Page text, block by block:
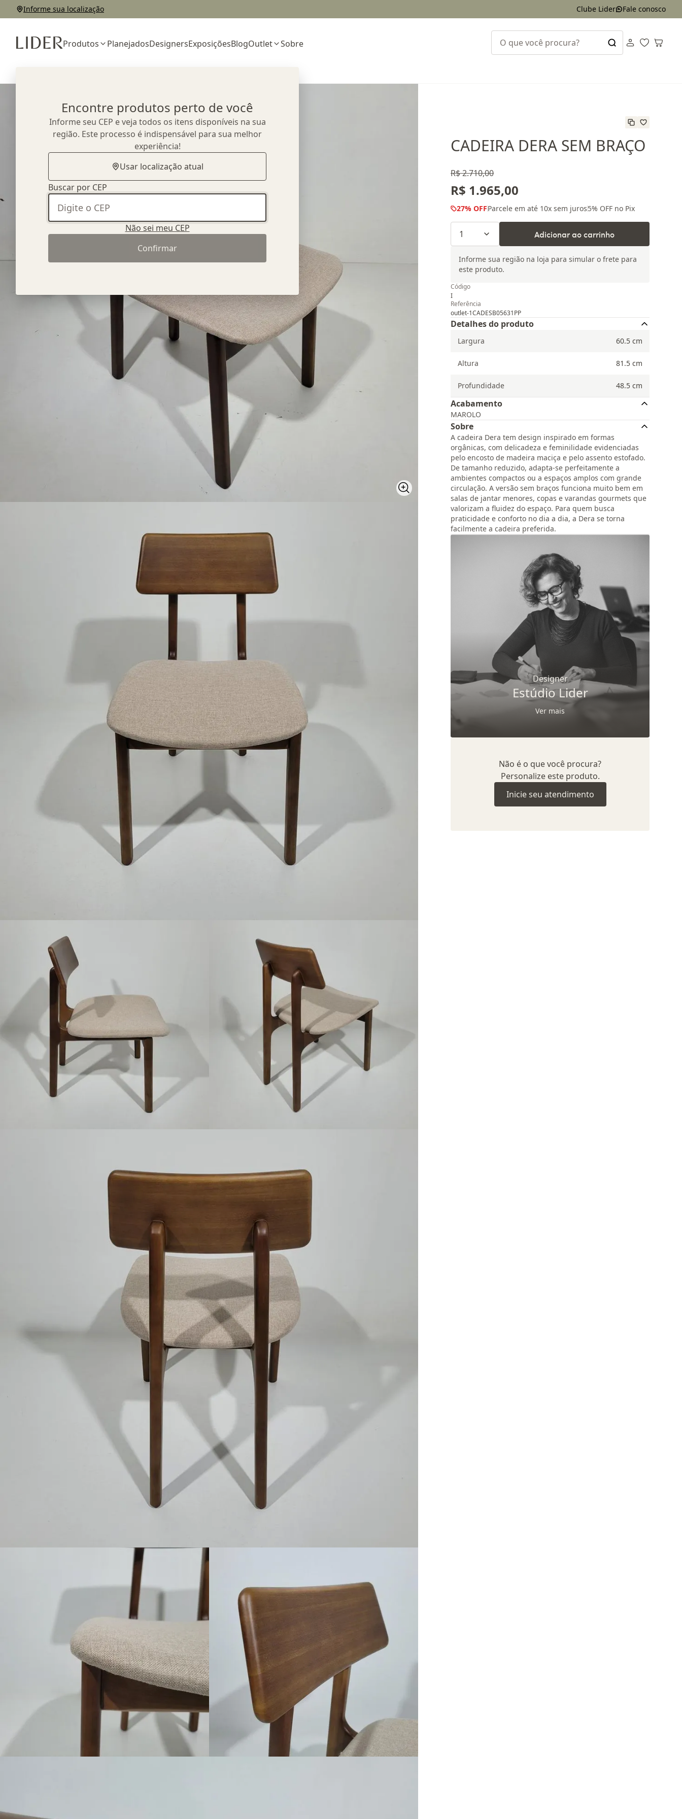
Informe sua localização Clube Lider Fale conosco
Produtos PlanejadosDesignersExposiçõesBlogOutlet Sobre
Encontre produtos perto de você
Informe seu CEP e veja todos os itens disponíveis na sua
região. Este processo é indispensável para sua melhor
experiência!
Usar localização atual
Buscar por CEP
Não sei meu CEP
Confirmar
CADEIRA DERA SEM BRAÇO
R$ 2.710,00
R$ 1.965,00
27% OFFParcele em até 10x sem juros5% OFF no Pix
1 Adicionar ao carrinho
Informe sua região na loja para simular o frete para
este produto.
Código
I
Referência
outlet-1CADESB05631PP
Detalhes do produto
Largura 60.5 cm
Altura 81.5 cm
Profundidade 48.5 cm
Acabamento
MAROLO
Sobre
A cadeira Dera tem design inspirado em formas
orgânicas, com delicadeza e feminilidade evidenciadas
pelo encosto de madeira maciça e pelo assento estofado.
De tamanho reduzido, adapta-se perfeitamente a
ambientes compactos ou a espaços amplos com grande
circulação. A versão sem braços funciona muito bem em
salas de jantar menores, copas e varandas gourmets que
valorizam a fluidez do espaço. Para quem busca
praticidade e conforto no dia a dia, a Dera se torna
facilmente a cadeira preferida.
Designer
Estúdio Lider
Ver mais
Não é o que você procura?
Personalize este produto.
Inicie seu atendimento